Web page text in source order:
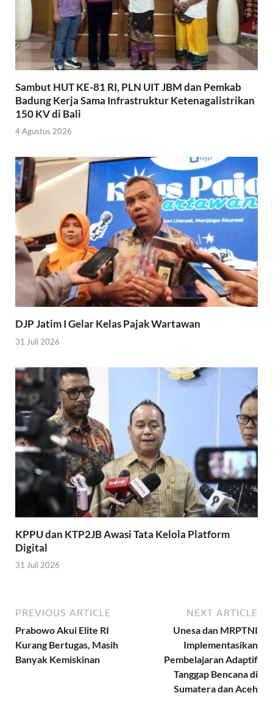
Sambut HUT KE-81 RI, PLN UIT JBM dan Pemkab
Badung Kerja Sama Infrastruktur Ketenagalistrikan
150 KV di Bali
4 Agustus 2026
DJP Jatim I Gelar Kelas Pajak Wartawan
31 Juli 2026
KPPU dan KTP2JB Awasi Tata Kelola Platform
Digital
31 Juli 2026
PREVIOUS ARTICLE
Prabowo Akui Elite RI
Kurang Bertugas, Masih
Banyak Kemiskinan
NEXT ARTICLE
Unesa dan MRPTNI
Implementasikan
Pembelajaran Adaptif
Tanggap Bencana di
Sumatera dan Aceh